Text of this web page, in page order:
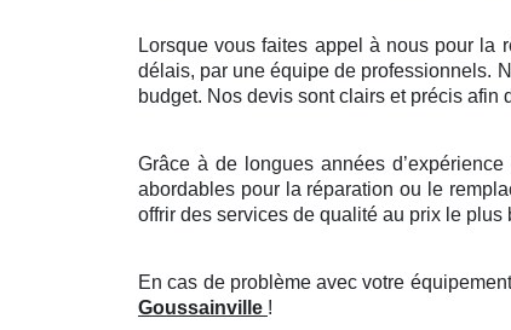
Lorsque vous faites appel à nous pour la
délais, par une équipe de professionnels.
budget. Nos devis sont clairs et précis
Grâce à de longues années
abordables pour la réparation ou le
offrir des services de qualité au prix le plus
En cas de problème avec votre
Goussainville !